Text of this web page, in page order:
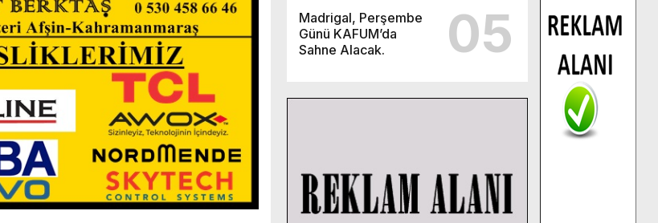
Madrigal, Perşembe
Günü KAFUM’da
Sahne Alacak.
05